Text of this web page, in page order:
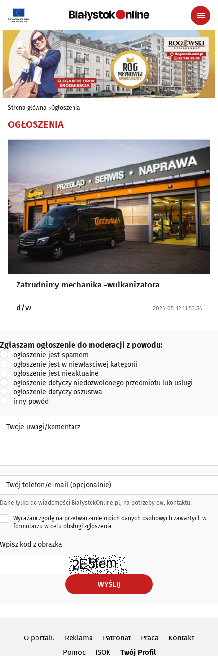
Strona główna Ogłoszenia
OGŁOSZENIA
Zatrudnimy mechanika -wulkanizatora
d/w 2026-05-12 11:53:56
Zgłaszam ogłoszenie do moderacji z powodu:
Zgłaszam ogłoszenie do moderacji z powodu:
ogłoszenie jest spamem
ogłoszenie jest w niewłaściwej kategorii
ogłoszenie jest nieaktualne
ogłoszenie dotyczy niedozwolonego przedmiotu lub usługi
ogłoszenie dotyczy oszustwa
inny powód
Twój telefon/e-mail (opcjonalnie)
Dane tylko do wiadomości BiałystokOnline.pl, na potrzeby ew. kontaktu.
Wyrażam zgodę na przetwarzanie moich danych osobowych zawartych w
formularzu w celu obsługi zgłoszenia
Wpisz kod z obrazka
WYŚLIJ
O portalu Reklama Patronat Praca
Kontakt
Pomoc
ISOK Twój Profil